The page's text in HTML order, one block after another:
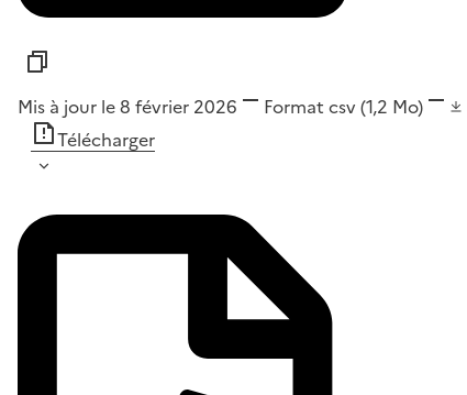
Mis à jour le 8 février 2026 Format csv(1,2 Mo)
Télécharger